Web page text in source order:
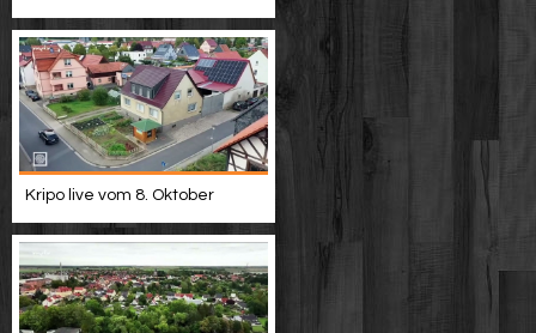
Kripo live vom 8. Oktober